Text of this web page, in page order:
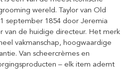
wereld. Taylor van Old
september 1854 door Jeremia
van de huidige directeur. Het merk
vakmanschap, hoogwaardige
Van scheercrèmes en
– elk item ademt